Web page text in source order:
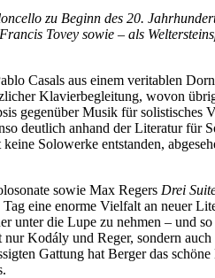
zu Beginn des 20.
Tovey sowie – als
Casals aus einem veritablen
Klavierbegleitung, wovon
gegenüber Musik für
deutlich anhand der Literatur
Solowerke entstanden,
sowie Max Regers Drei
eine enorme Vielfalt an neuer
die Lupe zu nehmen – und
Kodály und Reger, sondern
Gattung hat Berger das